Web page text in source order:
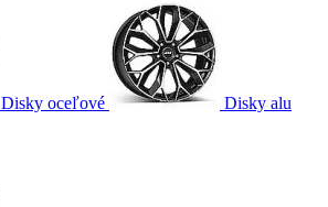
Disky oceľové Disky alu